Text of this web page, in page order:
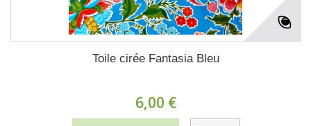
Toile cirée Fantasia Bleu
6,00 €